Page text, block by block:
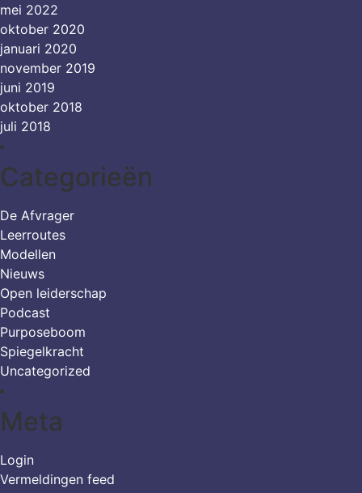
mei 2022
oktober 2020
januari 2020
november 2019
juni 2019
oktober 2018
juli 2018
Categorieën
De Afvrager
Leerroutes
Modellen
Nieuws
Open leiderschap
Podcast
Purposeboom
Spiegelkracht
Uncategorized
Meta
Login
Vermeldingen feed